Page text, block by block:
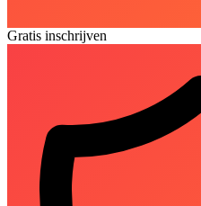
Gratis inschrijven